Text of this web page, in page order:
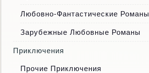
Любовно-Фантастические Романы
Зарубежные Любовные Романы
Приключения
Прочие Приключения